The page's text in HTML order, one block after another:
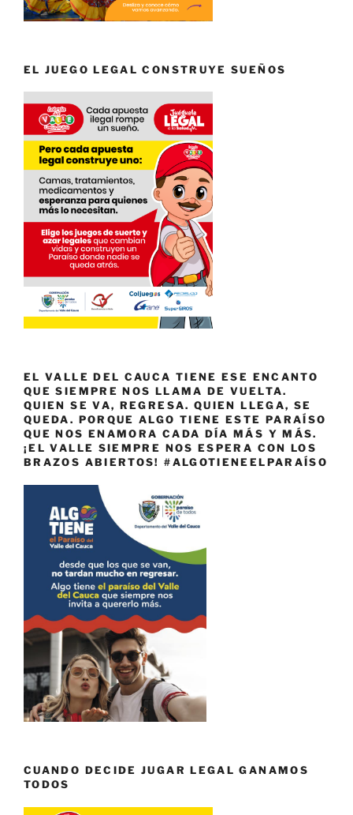
EL JUEGO LEGAL CONSTRUYE SUEÑOS
EL VALLE DEL CAUCA TIENE ESE ENCANTO
QUE SIEMPRE NOS LLAMA DE VUELTA.
QUIEN SE VA, REGRESA. QUIEN LLEGA, SE
QUEDA. PORQUE ALGO TIENE ESTE PARAÍSO
QUE NOS ENAMORA CADA DÍA MÁS Y MÁS.
¡EL VALLE SIEMPRE NOS ESPERA CON LOS
BRAZOS ABIERTOS! #ALGOTIENEELPARAÍSO
CUANDO DECIDE JUGAR LEGAL GANAMOS
TODOS